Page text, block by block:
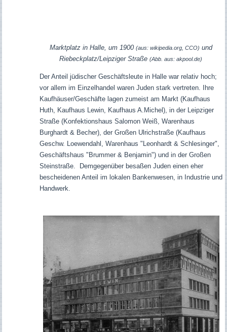
Marktplatz in Halle, um 1900 (aus: wikipedia.org, CCO) und
Riebeckplatz/Leipziger Straße(Abb. aus: akpool.de)
Der Anteil jüdischer Geschäftsleute in Halle war relativ hoch;
vor allem im Einzelhandel waren Juden stark vertreten. Ihre
Kaufhäuser/Geschäfte lagen zumeist am Markt (Kaufhaus
Huth, Kaufhaus Lewin, Kaufhaus A.Michel), in der Leipziger
Straße (Konfektionshaus Salomon Weiß, Warenhaus
Burghardt & Becher), der Großen Ulrichstraße (Kaufhaus
Geschw. Loewendahl, Warenhaus "Leonhardt & Schlesinger",
Geschäftshaus "Brummer & Benjamin") und in der Großen
Steinstraße. Demgegenüber besaßen Juden einen eher
bescheidenen Anteil im lokalen Bankenwesen, in Industrie und
Handwerk.